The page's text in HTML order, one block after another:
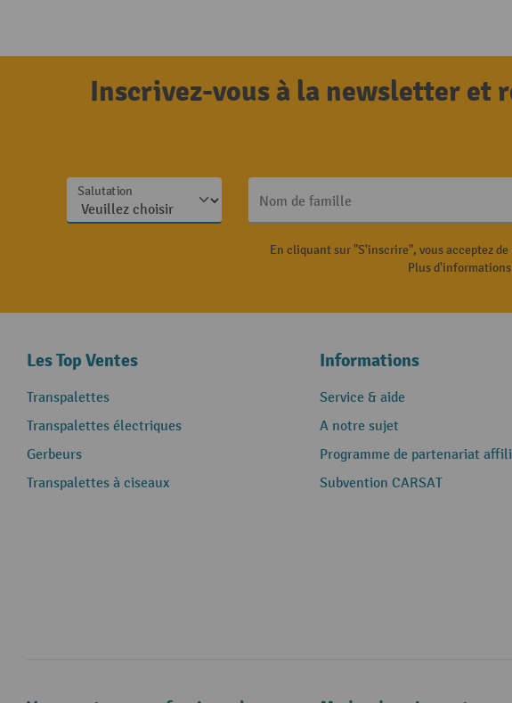
Inscrivez-vous à la newsletter et
Salutation
Nom de famille
En cliquant sur "S'inscrire", vous acceptez
Plus
Les Top Ventes
Transpalettes
Transpalettes électriques
Gerbeurs
Transpalettes à ciseaux
Informations
Service & aide
A notre sujet
Programme de partenariat
Subvention CARSAT